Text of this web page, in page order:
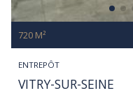
ENTREPÔT
VITRY-SUR-SEINE
720 M²